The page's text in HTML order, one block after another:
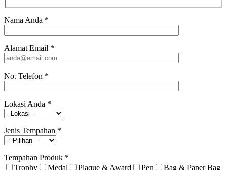
Nama Anda *
Alamat Email *
No. Telefon *
Lokasi Anda *
Jenis Tempahan *
Tempahan Produk *
Trophy
Medal Plaque & Award Pen Bag & Paper Bag